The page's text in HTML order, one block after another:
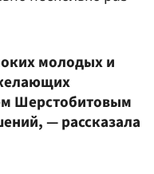
молодых и
Шерстобитовым
— рассказала